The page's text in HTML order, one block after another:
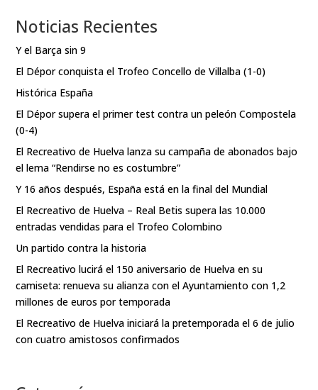
Noticias Recientes
Y el Barça sin 9
El Dépor conquista el Trofeo Concello de Villalba (1-0)
Histórica España
El Dépor supera el primer test contra un peleón Compostela
(0-4)
El Recreativo de Huelva lanza su campaña de abonados bajo
el lema “Rendirse no es costumbre”
Y 16 años después, España está en la final del Mundial
El Recreativo de Huelva – Real Betis supera las 10.000
entradas vendidas para el Trofeo Colombino
Un partido contra la historia
El Recreativo lucirá el 150 aniversario de Huelva en su
camiseta: renueva su alianza con el Ayuntamiento con 1,2
millones de euros por temporada
El Recreativo de Huelva iniciará la pretemporada el 6 de julio
con cuatro amistosos confirmados